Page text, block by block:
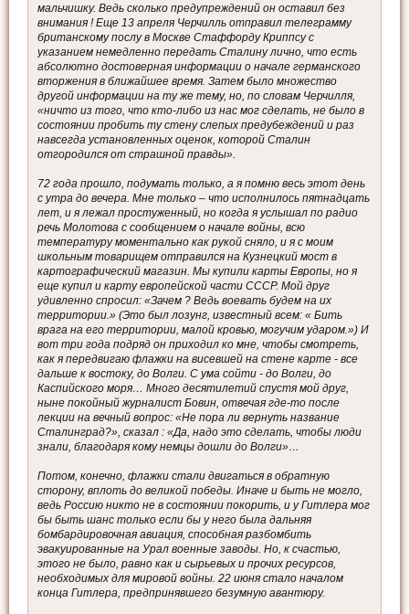
мальчишку. Ведь сколько предупреждений он оставил без
внимания ! Еще 13 апреля Черчилль отправил телеграмму
британскому послу в Москве Стаффорду Криппсу с
указанием немедленно передать Сталину лично, что есть
абсолютно достоверная информации о начале германского
вторжения в ближайшее время. Затем было множество
другой информации на ту же тему, но, по словам Черчилля,
«ничто из того, что кто-либо из нас мог сделать, не было в
состоянии пробить ту стену слепых предубеждений и раз
навсегда установленных оценок, которой Сталин
отгородился от страшной правды».
72 года прошло, подумать только, а я помню весь этот день
с утра до вечера. Мне только – что исполнилось пятнадцать
лет, и я лежал простуженный, но когда я услышал по радио
речь Молотова с сообщением о начале войны, всю
температуру моментально как рукой сняло, и я с моим
школьным товарищем отправился на Кузнецкий мост в
картографический магазин. Мы купили карты Европы, но я
еще купил и карту европейской части СССР. Мой друг
удивленно спросил: «Зачем ? Ведь воевать будем на их
территории.» (Это был лозунг, известный всем: « Бить
врага на его территории, малой кровью, могучим ударом.») И
вот три года подряд он приходил ко мне, чтобы смотреть,
как я передвигаю флажки на висевшей на стене карте - все
дальше к востоку, до Волги. С ума сойти - до Волги, до
Каспийского моря… Много десятилетий спустя мой друг,
ныне покойный журналист Бовин, отвечая где-то после
лекции на вечный вопрос: «Не пора ли вернуть название
Сталинград?», сказал : «Да, надо это сделать, чтобы люди
знали, благодаря кому немцы дошли до Волги»…
Потом, конечно, флажки стали двигаться в обратную
сторону, вплоть до великой победы. Иначе и быть не могло,
ведь Россию никто не в состоянии покорить, и у Гитлера мог
бы быть шанс только если бы у него была дальняя
бомбардировочная авиация, способная разбомбить
эвакуированные на Урал военные заводы. Но, к счастью,
этого не было, равно как и сырьевых и прочих ресурсов,
необходимых для мировой войны. 22 июня стало началом
конца Гитлера, предпринявшего безумную авантюру.